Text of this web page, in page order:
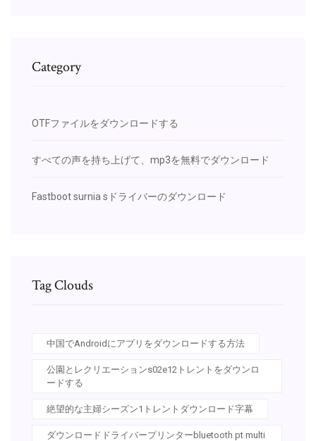
Category
OTFファイルをダウンロードする
すべての声を持ち上げて、mp3を無料でダウンロード
Fastboot surnia sドライバーのダウンロード
Tag Clouds
中国でAndroidにアプリをダウンロードする方法
公園とレクリエーションs02e12トレントをダウンロ
ードする
絶望的な主婦シーズン1トレントダウンロード字幕
ダウンロードドライバープリンターbluetooth pt multi